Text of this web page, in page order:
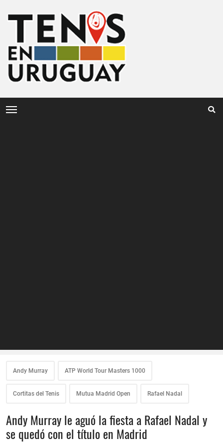
Andy Murray ATP World Tour Masters 1000
Cortitas del Tenis Mutua Madrid Open Rafael Nadal
Andy Murray le aguó la fiesta a Rafael Nadal y
se quedó con el título en Madrid